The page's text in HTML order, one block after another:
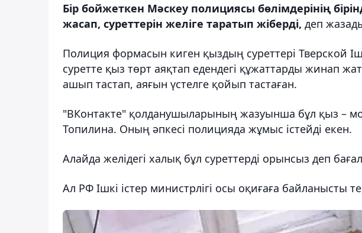
Бір бойжеткен Мәскеу полициясы бөлімдерінің
жасап, суреттерін желіге таратып жіберді, деп
Полиция формасын киген қыздың суреттері Тверской
суретте қыз төрт аяқтап едендегі құжаттарды жинап
ашып тастап, аяғын үстелге қойып тастаған.
"ВКонтакте" қолданушыларының жазуынша бұл қыз –
Топилина. Оның әпкесі полицияда жұмыс істейді екен.
Алайда желідегі халық бұл суреттерді орынсыз деп
Ал РФ Ішкі істер министрлігі осы оқиғаға байланысты